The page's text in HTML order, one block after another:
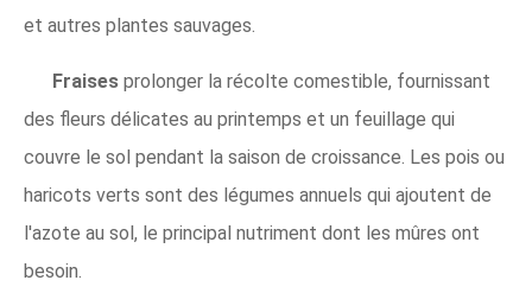
et autres plantes sauvages.
Fraises prolonger la récolte comestible, fournissant
des fleurs délicates au printemps et un feuillage qui
couvre le sol pendant la saison de croissance. Les pois ou
haricots verts sont des légumes annuels qui ajoutent de
l'azote au sol, le principal nutriment dont les mûres ont
besoin.